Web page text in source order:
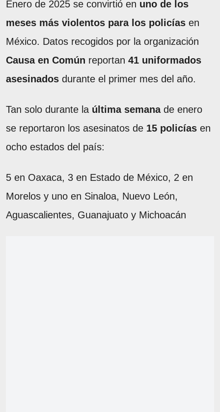
Enero de 2025 se convirtió en uno de los
meses más violentos para los policías en
México. Datos recogidos por la organización
Causa en Común reportan 41 uniformados
asesinados durante el primer mes del año.
Tan solo durante la última semanade enero
se reportaron los asesinatos de 15 policías en
ocho estados del país:
5 en Oaxaca, 3 en Estado de México, 2 en
Morelos y uno en Sinaloa, Nuevo León,
Aguascalientes, Guanajuato y Michoacán